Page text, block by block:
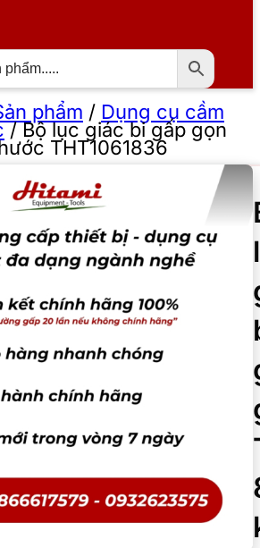
phẩm / Dụng cụ cầm
/Bộ lục giác bi gấp gọn
THT1061836